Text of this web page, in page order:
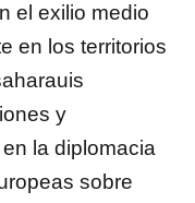
el exilio medio
en los territorios
y
la diplomacia
sobre